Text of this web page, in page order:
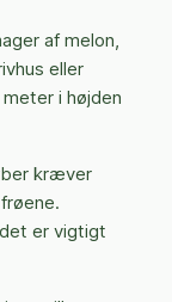
af melon,
eller
i højden
kræver
er vigtigt